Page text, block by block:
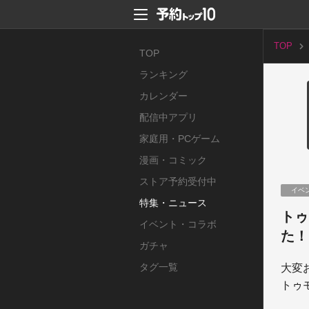
TOP
ランキング
カレンダー
配信中アプリ
家庭用・PCゲーム
漫画・コミック
ストア予約受付中
特集・ニュース
イベント・コラボ
ガチャ
タグ一覧
TOP
イベ
ト
た！
大変
トゥ